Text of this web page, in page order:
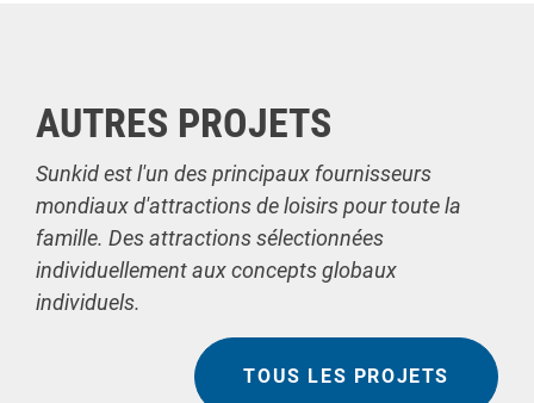
AUTRES PROJETS
Sunkid est l'un des principaux fournisseurs
mondiaux d'attractions de loisirs pour toute la
famille. Des attractions sélectionnées
individuellement aux concepts globaux
individuels.
TOUS LES PROJETS